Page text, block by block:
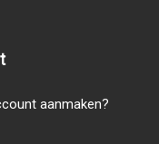
aanmaken?